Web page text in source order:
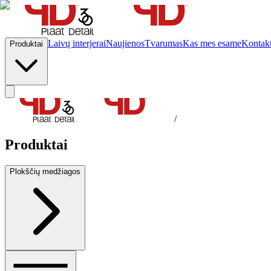
Produktai Laivų interjeraiNaujienosTvarumasKas mes esame
/
Produktai
Plokščių medžiagos